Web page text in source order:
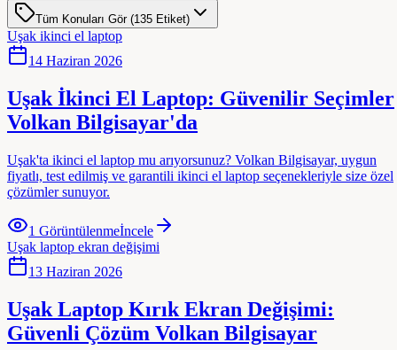
Tüm Konuları Gör (135 Etiket)
Uşak ikinci el laptop
14 Haziran 2026
Uşak İkinci El Laptop: Güvenilir Seçimler
Volkan Bilgisayar'da
Uşak'ta ikinci el laptop mu arıyorsunuz? Volkan Bilgisayar, uygun
fiyatlı, test edilmiş ve garantili ikinci el laptop seçenekleriyle size özel
çözümler sunuyor.
1 Görüntülenmeİncele
Uşak laptop ekran değişimi
13 Haziran 2026
Uşak Laptop Kırık Ekran Değişimi:
Güvenli Çözüm Volkan Bilgisayar